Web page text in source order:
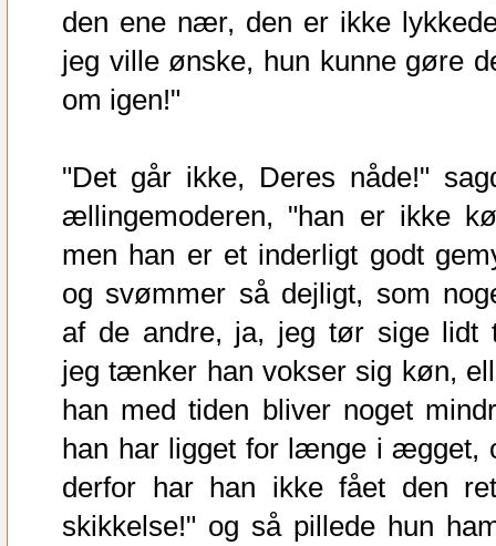
den ene nær, den er ikke
jeg ville ønske, hun kunne gøre
om igen!"
"Det går ikke, Deres nåde!"
ællingemoderen, "han er ikke
men han er et inderligt godt
og svømmer så dejligt, som
af de andre, ja, jeg tør sige lidt
jeg tænker han vokser sig køn,
han med tiden bliver noget
han har ligget for længe i ægget,
derfor har han ikke fået den
skikkelse!" og så pillede hun